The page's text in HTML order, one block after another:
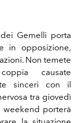
Gemelli porta
in opposizione,
Non temete
causate
sinceri con il
tra giovedì
weekend porterà